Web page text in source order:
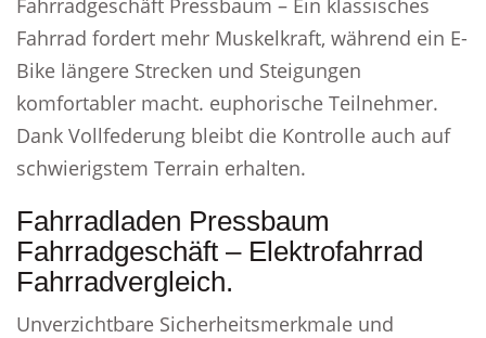
Fahrradgeschäft Pressbaum – Ein klassisches
Fahrrad fordert mehr Muskelkraft, während ein E-
Bike längere Strecken und Steigungen
komfortabler macht. euphorische Teilnehmer.
Dank Vollfederung bleibt die Kontrolle auch auf
schwierigstem Terrain erhalten.
Fahrradladen Pressbaum
Fahrradgeschäft – Elektrofahrrad
Fahrradvergleich.
Unverzichtbare Sicherheitsmerkmale und